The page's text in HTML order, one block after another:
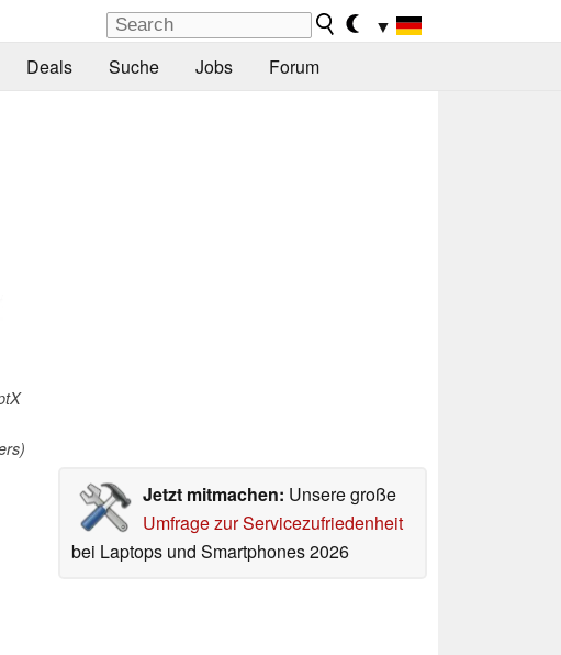
▼
Deals Suche Jobs Forum
Jetzt mitmachen: Unsere große
Umfrage zur Servicezufriedenheit
bei Laptops und Smartphones 2026